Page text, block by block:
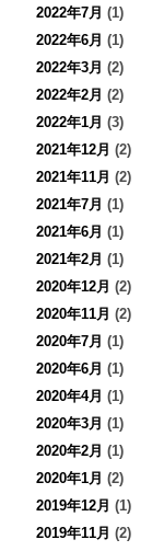
2022年7月 (1)
2022年6月 (1)
2022年3月 (2)
2022年2月 (2)
2022年1月 (3)
2021年12月 (2)
2021年11月 (2)
2021年7月 (1)
2021年6月 (1)
2021年2月 (1)
2020年12月 (2)
2020年11月 (2)
2020年7月 (1)
2020年6月 (1)
2020年4月 (1)
2020年3月 (1)
2020年2月 (1)
2020年1月 (2)
2019年12月 (1)
2019年11月 (2)